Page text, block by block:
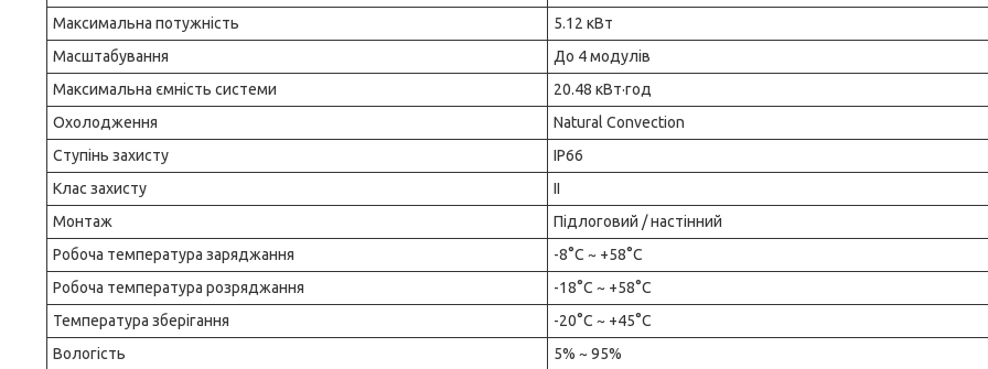
Максимальна потужність
5.12 кВт
Масштабування
До 4 модулів
Максимальна ємність системи
20.48 кВт·год
Охолодження
Natural Convection
Ступінь захисту
IP66
Клас захисту
II
Монтаж
Підлоговий / настінний
Робоча температура заряджання
-8°C ~ +58°C
Робоча температура розряджання
-18°C ~ +58°C
Температура зберігання
-20°C ~ +45°C
Вологість
5% ~ 95%